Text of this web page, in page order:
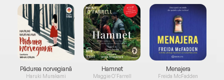
Pădurea norvegiană
Haruki Murakami
Hamnet
Maggie O'Farrell
Menajera
Freida McFadden